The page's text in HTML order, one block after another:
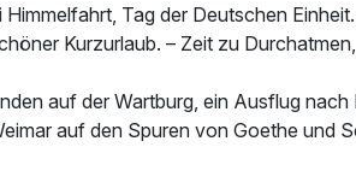
Tag der Deutschen
Kurzurlaub. – Zeit zu
auf der Wartburg, ein Ausflug nach
auf den Spuren von Goethe und